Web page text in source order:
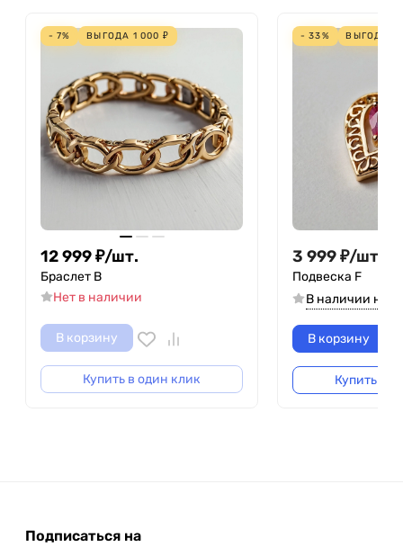
- 7% ВЫГОДА 1 000 ₽
12 999₽/шт.
Браслет B
Нет в наличии
В корзину
Купить в один клик
- 33% ВЫГОДА
3 999₽/шт.
Подвеска F
В наличии на 1
В корзину
Купить в
Подписаться на